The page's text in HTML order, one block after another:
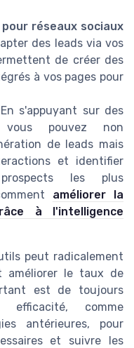
réseaux sociaux
des leads via vos
de créer des
à vos pages pour
s'appuyant sur des
vous pouvez non
de leads mais
et identifier
les plus
améliorer la
à l'intelligence
peut radicalement
améliorer le taux de
est de toujours
efficacité, comme
antérieures, pour
et suivre les